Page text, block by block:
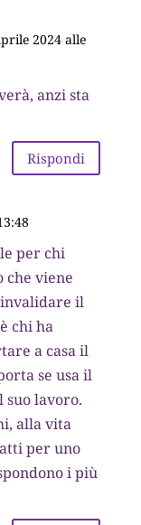
2024 alle
anzi sta
Rispondi
per chi
che viene
il
chi ha
a casa il
se usa il
lavoro.
alla vita
per uno
i più